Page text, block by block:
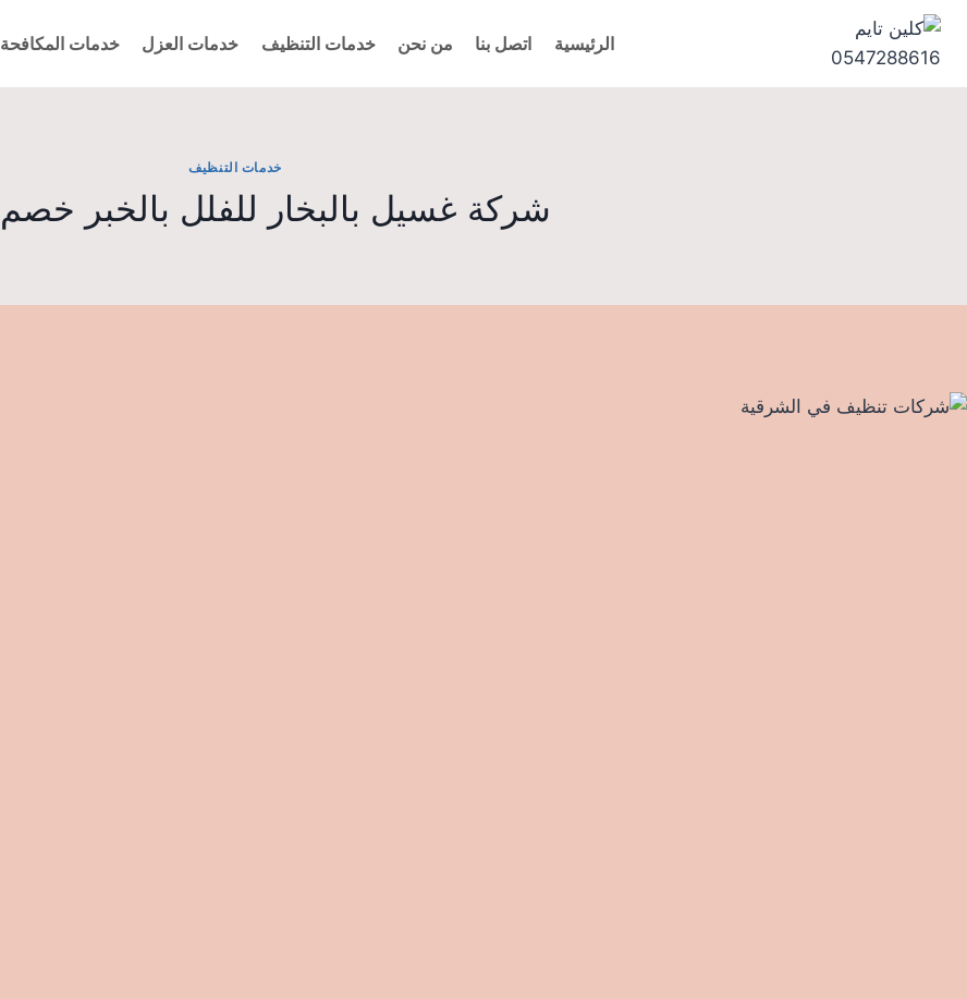
التجاوز
المحتوى
الرئيسية اتصل بنا من نحن خدمات التنظيف خدمات العزل خدمات المكافحة
خدمات التنظيف
شركة غسيل بالبخار للفلل بالخبر خصم 30%